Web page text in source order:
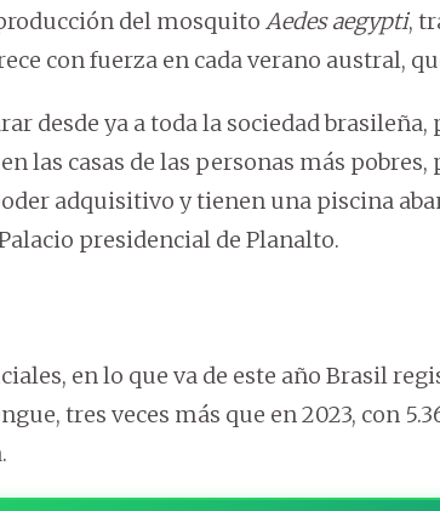
del mosquito Aedes aegypti,
con fuerza en cada verano austral,
desde ya a toda la sociedad
las casas de las personas más
adquisitivo y tienen una piscina
presidencial de Planalto.
en lo que va de este año Brasil
tres veces más que en 2023, con